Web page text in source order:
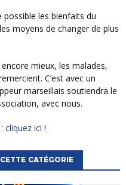
moyens de changer de plus
C’est avec un
marseillais soutiendra le
avec nous.
cliquez ici !
CATÉGORIE